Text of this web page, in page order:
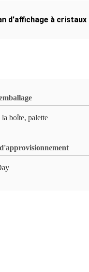
d'affichage à cristaux
boîte, palette